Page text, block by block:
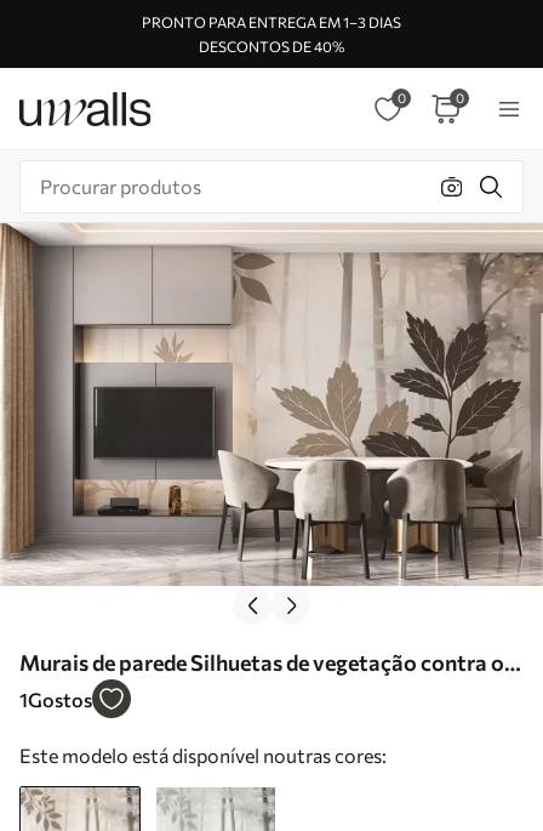
PRONTO PARA ENTREGA EM 1–3 DIAS
DESCONTOS DE 40%
0 0
Murais de parede Silhuetas de vegetação contra o
pano de fundo de uma floresta abstrata Nr.
1Gostos
Este modelo está disponível noutras cores: